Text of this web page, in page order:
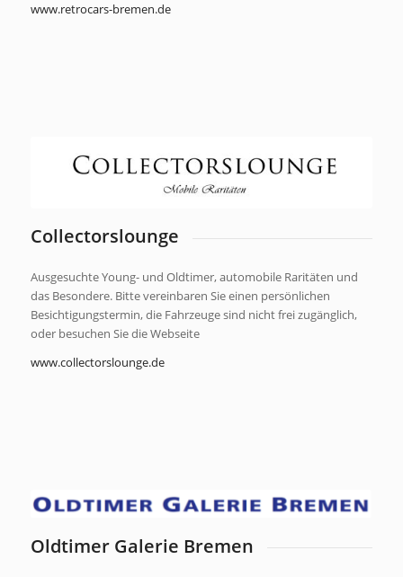
www.retrocars-bremen.de
Collectorslounge
Ausgesuchte Young- und Oldtimer, automobile Raritäten und
das Besondere. Bitte vereinbaren Sie einen persönlichen
Besichtigungstermin, die Fahrzeuge sind nicht frei zugänglich,
oder besuchen Sie die Webseite
www.collectorslounge.de
Oldtimer Galerie Bremen